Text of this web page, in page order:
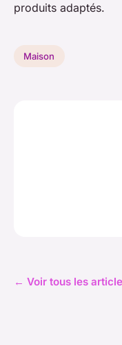
produits adaptés.
Maison
← Voir tous les